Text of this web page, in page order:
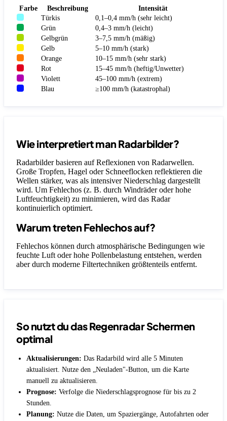
Farbe Beschreibung
Intensität
Türkis
0,1–0,4 mm/h (sehr leicht)
Grün
0,4–3 mm/h (leicht)
Gelbgrün
3–7,5 mm/h (mäßig)
Gelb
5–10 mm/h (stark)
Orange
10–15 mm/h (sehr stark)
Rot
15–45 mm/h (heftig/Unwetter)
Violett
45–100 mm/h (extrem)
Blau
≥100 mm/h (katastrophal)
Wie interpretiert man Radarbilder?
Radarbilder basieren auf Reflexionen von Radarwellen.
Große Tropfen, Hagel oder Schneeflocken reflektieren die
Wellen stärker, was als intensiver Niederschlag dargestellt
wird. Um Fehlechos (z. B. durch Windräder oder hohe
Luftfeuchtigkeit) zu minimieren, wird das Radar
kontinuierlich optimiert.
Warum treten Fehlechos auf?
Fehlechos können durch atmosphärische Bedingungen wie
feuchte Luft oder hohe Pollenbelastung entstehen, werden
aber durch moderne Filtertechniken größtenteils entfernt.
So nutzt du das Regenradar Schermen
optimal
Aktualisierungen: Das Radarbild wird alle 5 Minuten
aktualisiert. Nutze den „Neuladen"-Button, um die Karte
manuell zu aktualisieren.
Prognose: Verfolge die Niederschlagsprognose für bis zu 2
Stunden.
Planung: Nutze die Daten, um Spaziergänge, Autofahrten oder